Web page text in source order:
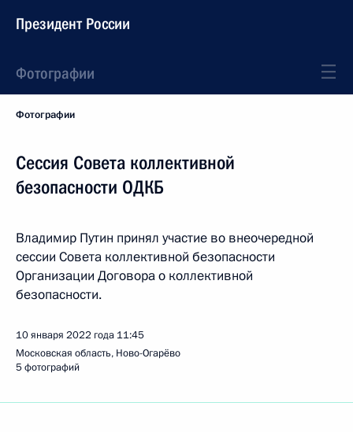
Президент России
Фотографии
Фотографии
Сессия Совета коллективной
безопасности ОДКБ
Владимир Путин принял участие во внеочередной
сессии Совета коллективной безопасности
Организации Договора о коллективной
безопасности.
10 января 2022 года 11:45
Московская область, Ново-Огарёво
5 фотографий